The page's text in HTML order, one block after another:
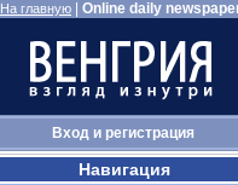
На главную Online daily
Входи регистрация
Навигация